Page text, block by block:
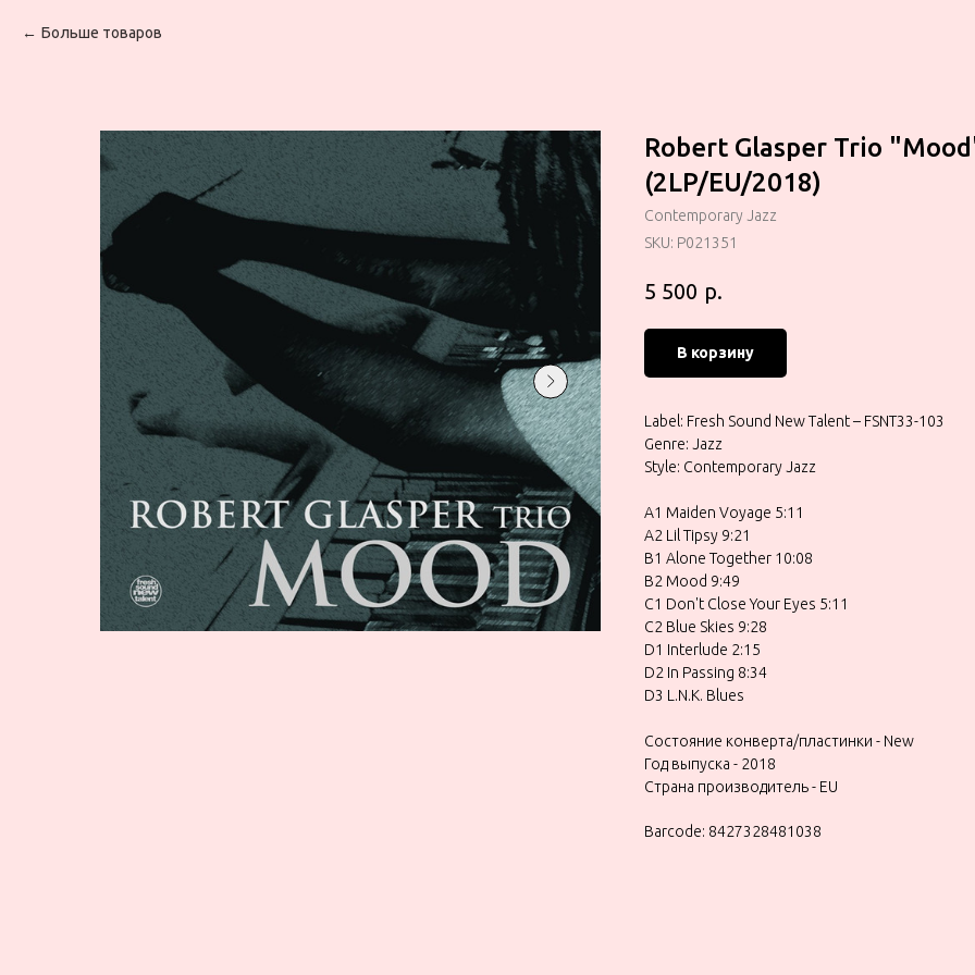
Больше товаров
Robert Glasper Trio
(2LP/EU/2018)
Contemporary Jazz
SKU: P021351
5 500 р.
В корзину
Label: Fresh Sound New Talent – FSNT33-103
Genre: Jazz
Style: Contemporary Jazz
A1 Maiden Voyage 5:11
A2 Lil Tipsy 9:21
B1 Alone Together 10:08
B2 Mood 9:49
C1 Don't Close Your Eyes 5:11
C2 Blue Skies 9:28
D1 Interlude 2:15
D2 In Passing 8:34
D3 L.N.K. Blues
Состояние конверта/пластинки - New
Год выпуска - 2018
Страна производитель - EU
Barcode: 8427328481038